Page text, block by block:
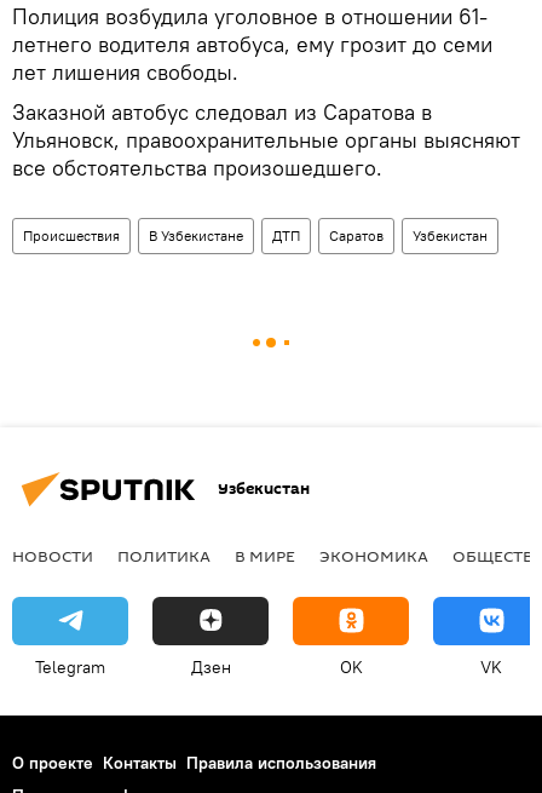
Полиция возбудила уголовное в отношении 61-
летнего водителя автобуса, ему грозит до семи
лет лишения свободы.
Заказной автобус следовал из Саратова в
Ульяновск, правоохранительные органы выясняют
все обстоятельства произошедшего.
Происшествия В Узбекистане ДТП Саратов Узбекистан
Узбекистан
НОВОСТИ ПОЛИТИКА В МИРЕ ЭКОНОМИКА
Telegram Дзен OK VK
О проекте Контакты Правила использования